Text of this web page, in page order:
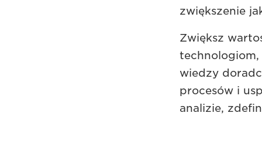
zwiększenie
Zwiększ
wiedzy
procesów i
analizie,